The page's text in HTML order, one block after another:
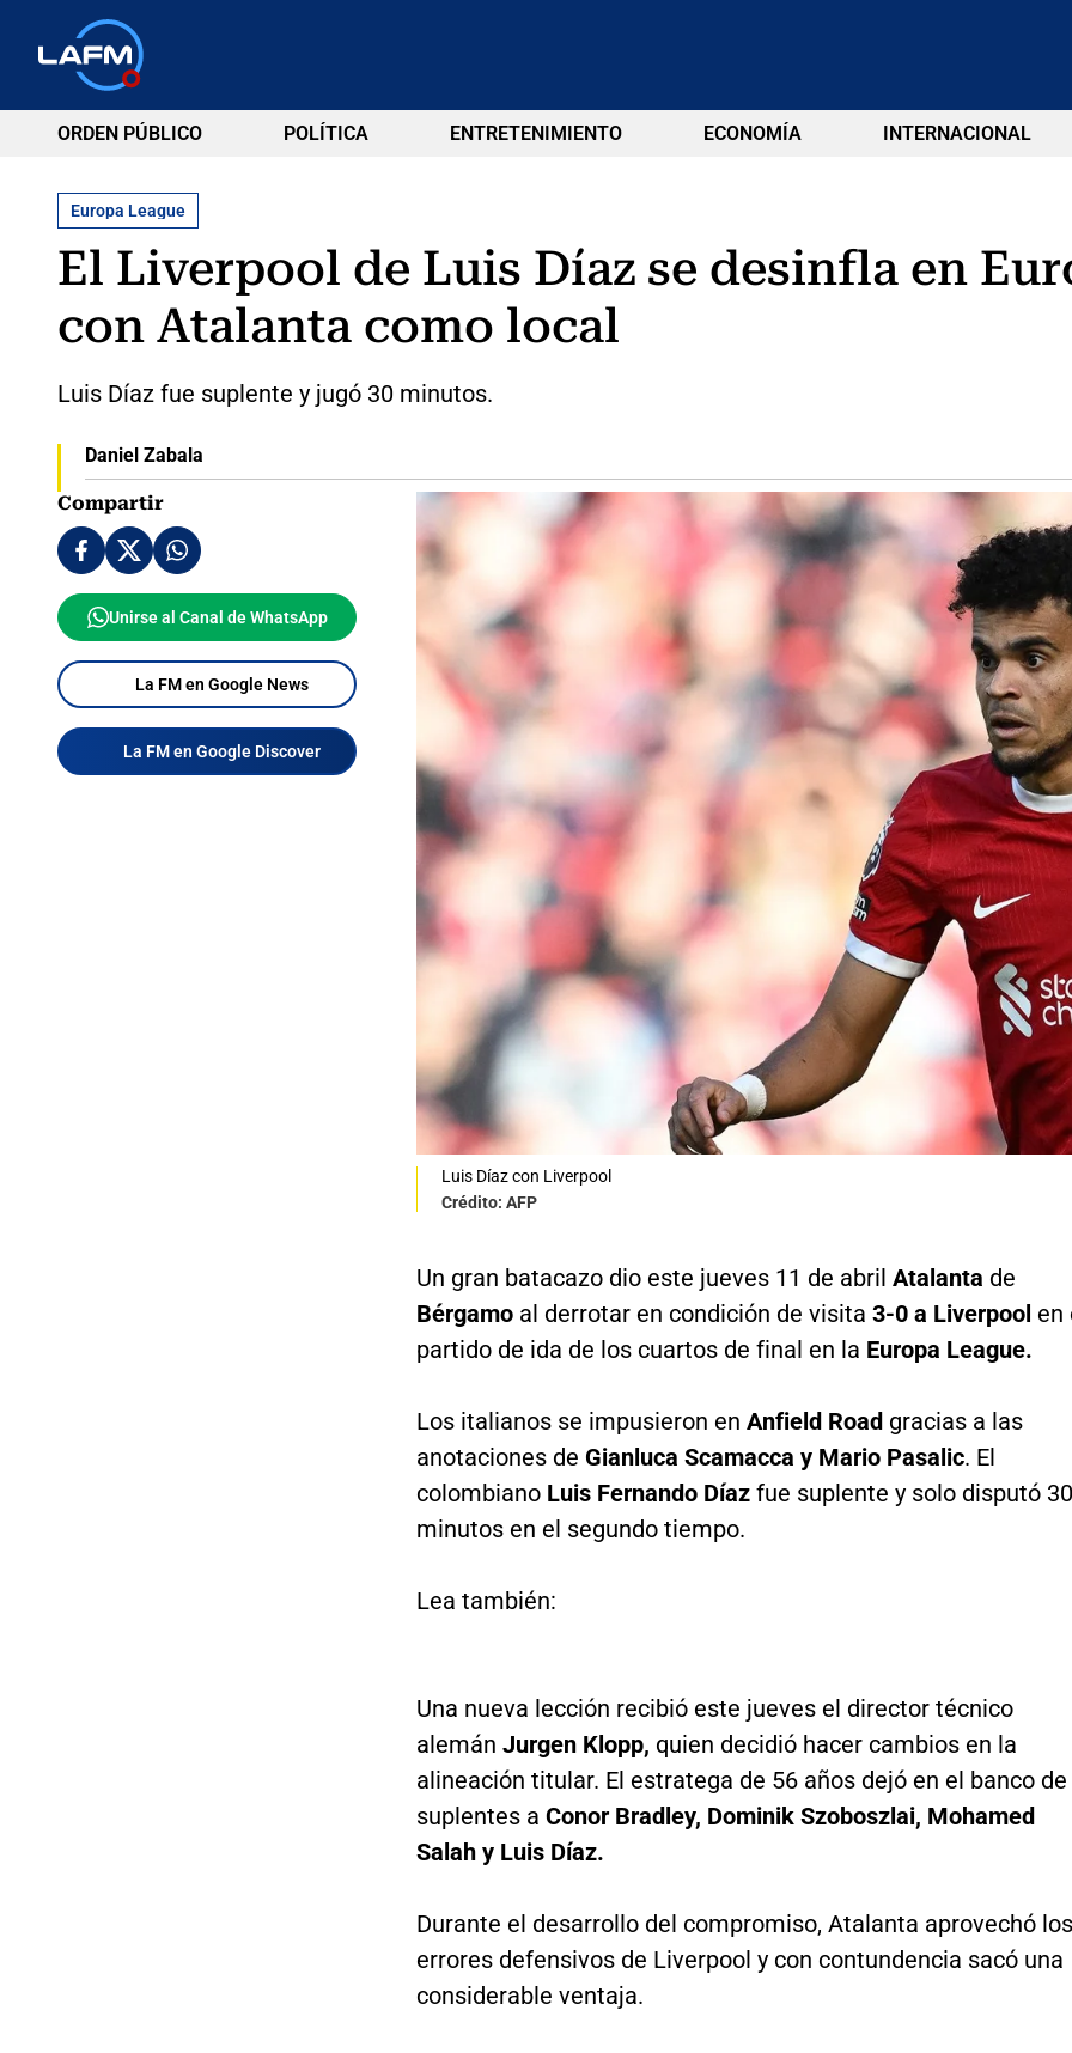
ORDEN PÚBLICO POLÍTICA ENTRETENIMIENTO ECONOMÍA INTERNACIONAL
Europa League
El Liverpool de Luis Díaz se desinfla en
con Atalanta como local
Luis Díaz fue suplente y jugó 30 minutos.
Daniel Zabala
Compartir
Unirse al Canal de WhatsApp
La FM en Google News
La FM en Google Discover
Luis Díaz con Liverpool
Crédito: AFP
Un gran batacazo dio este jueves 11 de abril Atalanta de
Bérgamo al derrotar en condición de visita 3-0 a Liverpool en
partido de ida de los cuartos de final en la Europa League.
Los italianos se impusieron en Anfield Road gracias a las
anotaciones de Gianluca Scamacca y Mario Pasalic. El
colombiano Luis Fernando Díaz fue suplente y solo disputó 30
minutos en el segundo tiempo.
Lea también:
Una nueva lección recibió este jueves el director técnico
alemán Jurgen Klopp, quien decidió hacer cambios en la
alineación titular. El estratega de 56 años dejó en el banco de
suplentes a Conor Bradley, Dominik Szoboszlai, Mohamed
Salah y Luis Díaz.
Durante el desarrollo del compromiso, Atalanta aprovechó los
errores defensivos de Liverpool y con contundencia sacó una
considerable ventaja.